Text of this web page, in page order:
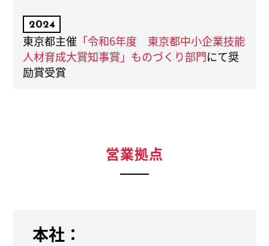
2024
東京都主催 「令和6年度 東京都中小企業技能
人材育成大賞知事賞」ものづくり部門にて奨
励賞受賞
営業拠点
本社：